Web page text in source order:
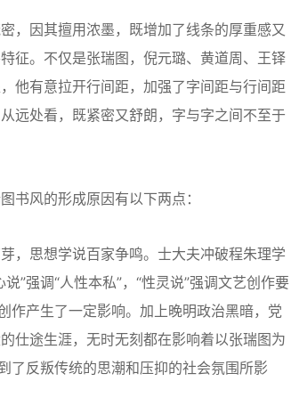
因其擅用浓墨，既增加了线条的厚重感又
征。不仅是张瑞图，倪元璐、黄道周、王铎
他有意拉开行间距，加强了字间距与行间距
远处看，既紧密又舒朗，字与字之间不至于
风的形成原因有以下两点：
思想学说百家争鸣。士大夫冲破程朱理学
”强调“人性本私”，“性灵说”强调文艺创作要
作产生了一定影响。加上晚明政治黑暗，党
仕途生涯，无时无刻都在影响着以张瑞图为
了反叛传统的思潮和压抑的社会氛围所影